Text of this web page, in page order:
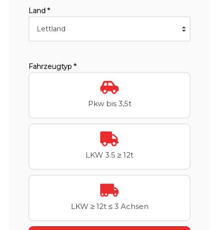
Land *
Fahrzeugtyp *
Pkw bis 3,5t
LKW 3.5 ≥ 12t
LKW ≥ 12t ≤ 3 Achsen